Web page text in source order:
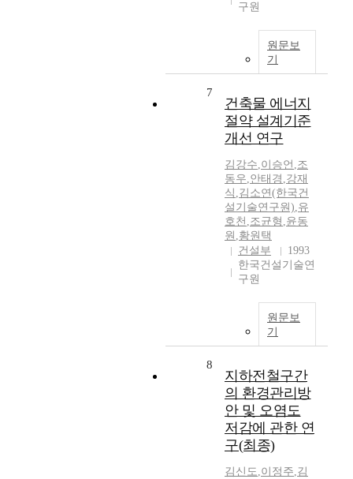
구원
원문보
기
7
건축물 에너지
절약 설계기준
개선 연구
김강수,이승언 ,조
동우,안태경 ,강재
식 ,김소연(한국건
설기술연구원),유
호천 ,조균형 ,윤동
원 ,황원택
건설부
1993
한국건설기술연
구원
원문보
기
8
지하전철구간
의 환경관리방
안 및 오염도
저감에 관한 연
구(최종)
김신도,이정주,김